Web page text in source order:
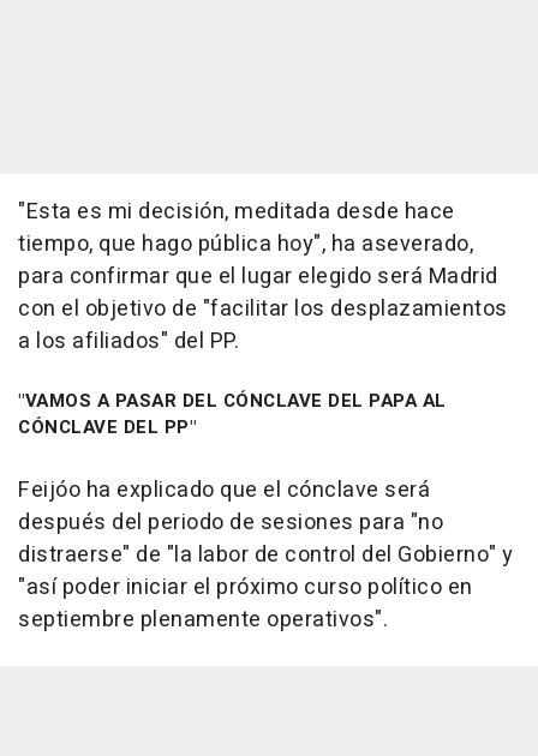
"Esta es mi decisión, meditada desde hace
tiempo, que hago pública hoy", ha aseverado,
para confirmar que el lugar elegido será Madrid
con el objetivo de "facilitar los desplazamientos
a los afiliados" del PP.
"VAMOS A PASAR DEL CÓNCLAVE DEL PAPA AL
CÓNCLAVE DEL PP"
Feijóo ha explicado que el cónclave será
después del periodo de sesiones para "no
distraerse" de "la labor de control del Gobierno" y
"así poder iniciar el próximo curso político en
septiembre plenamente operativos".